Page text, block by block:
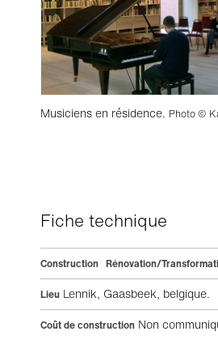
Musiciens en résidence. Photo ©
Fiche technique
Construction Rénovation/
Lieu Lennik, Gaasbeek, belgique.
Coût de construction Non